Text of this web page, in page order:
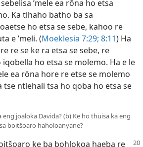
’mele ea rōna ho etsa
Ka tlhaho batho ba sa
ho etsa se sebe, kahoo re
e ’meli. (Moeklesia 7:29; 8:11) Ha
re se ke ra etsa se sebe, re
ho etsa se molemo. Ha e le
ea rōna hore re etse se molemo
tse ntlehali tsa ho qoba ho etsa se
eng joaloka Davida? (b) Ke ho thuisa ka eng
boitšoaro haholoanyane?
ke ba bohlokoa haeba re